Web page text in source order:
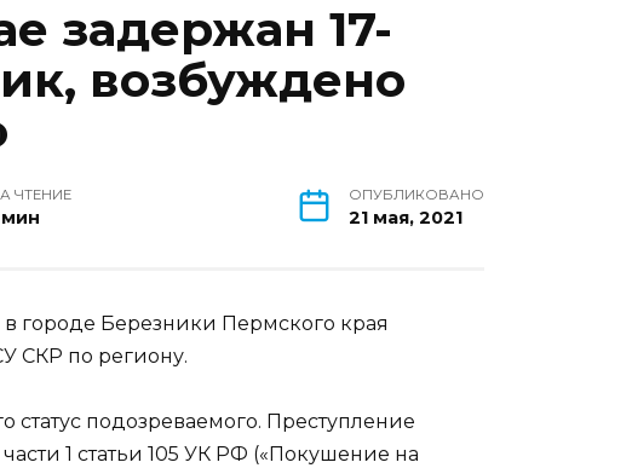
задержан 17-
возбуждено
ЧТЕНИЕ
мин
ОПУБЛИКОВАНО
21 мая, 2021
городе Березники Пермского края
СКР по региону.
статус подозреваемого. Преступление
1 статьи 105 УК РФ («Покушение на